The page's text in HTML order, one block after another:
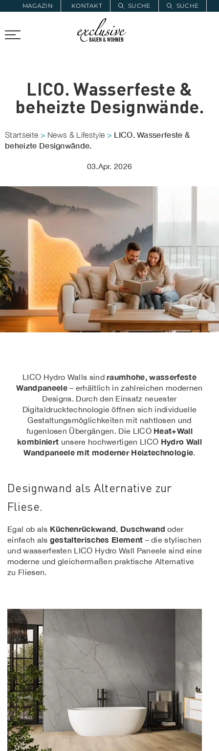
MAGAZIN KONTAKT SUCHE
SUCHE
PROARCHITEC PROINSTALL
LICO. Wasserfeste &
beheizte Designwände.
Startseite > News & Lifestyle > LICO. Wasserfeste &
beheizte Designwände.
03.Apr. 2026
LICO Hydro Walls sindraumhohe, wasserfeste
Wandpaneele– erhältlich in zahlreichen modernen
Designs. Durch den Einsatz neuester
Digitaldrucktechnologie öffnen sich individuelle
Gestaltungsmöglichkeiten mit nahtlosen und
fugenlosen Übergängen. Die LICO Heat+Wall
kombiniert unsere hochwertigen LICO Hydro Wall
Wandpaneele mit moderner Heiztechnologie.
Designwand als Alternative zur
Fliese.
Egal ob als Küchenrückwand, Duschwand oder
einfach als gestalterisches Element – die stylischen
und wasserfesten LICO Hydro Wall Paneele sind eine
moderne und gleichermaßen praktische Alternative
zu Fliesen.